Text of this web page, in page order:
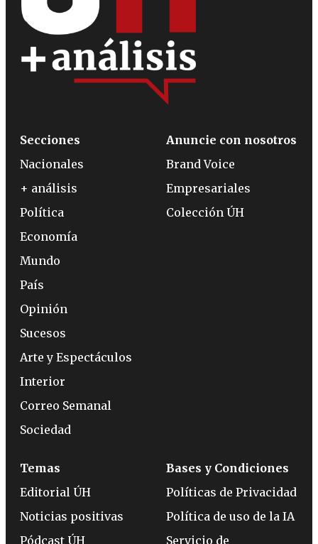
Secciones
Nacionales
+ análisis
Política
Economía
Mundo
País
Opinión
Sucesos
Arte y Espectáculos
Interior
Correo Semanal
Sociedad
Anuncie con nosotros
Brand Voice
Empresariales
Colección ÚH
Temas
Editorial ÚH
Noticias positivas
Pódcast ÚH
Bases y Condiciones
Políticas de Privacidad
Política de uso de la IA
Servicio de